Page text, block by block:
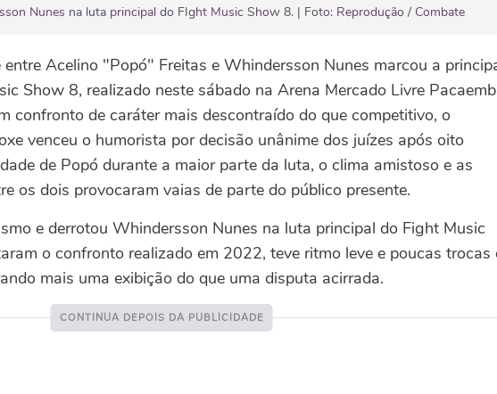
Nunes na luta principal do FIght Music Show 8. | Foto: Reprodução / Combate
Acelino "Popó" Freitas e Whindersson Nunes marcou a
Show 8, realizado neste sábado na Arena Mercado Livre
confronto de caráter mais descontraído do que competitivo, o
venceu o humorista por decisão unânime dos juízes após oito
de Popó durante a maior parte da luta, o clima amistoso e as
os dois provocaram vaias de parte do público presente.
e derrotou Whindersson Nunes na luta principal do Fight Music
o confronto realizado em 2022, teve ritmo leve e poucas trocas
mais uma exibição do que uma disputa acirrada.